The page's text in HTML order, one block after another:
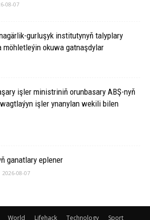
08-07
gurluşyk institutynyň talyplary
möhletleýin okuwa gatnaşdylar
işler ministriniň orunbasary ABŞ-nyň
işler ynanylan wekili bilen
ganatlary eplener
2026-08-07
World Lifehack Technology Sport